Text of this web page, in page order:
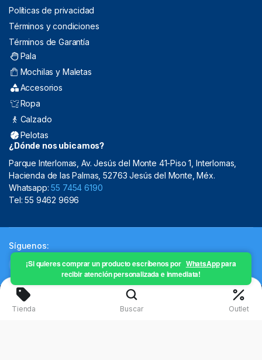
Políticas de privacidad
Términos y condiciones
Términos de Garantía
Pala
Mochilas y Maletas
Accesorios
Ropa
Calzado
Pelotas
¿Dónde nos ubicamos?
Parque Interlomas, Av. Jesús del Monte 41-Piso 1, Interlomas,
Hacienda de las Palmas, 52763 Jesús del Monte, Méx.
Whatsapp:55 7454 6190
Tel: 55 9462 9696
Síguenos:
Copyright 2024 © Mistral Sporting Goods 2024
¡Si quieres comprar un producto escríbenos por WhatsApppara
recibir atención personalizada e inmediata!
Tienda Buscar Outlet